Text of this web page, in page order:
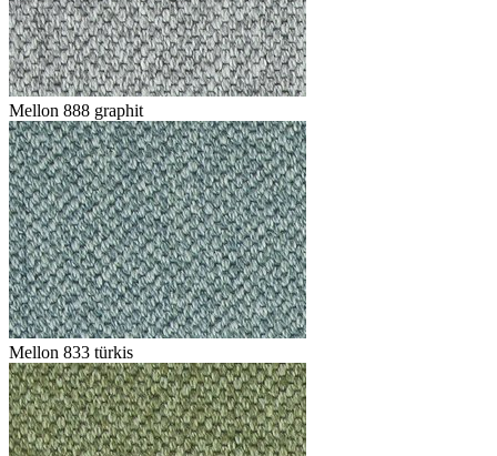
Mellon 888 graphit
Mellon 833 türkis